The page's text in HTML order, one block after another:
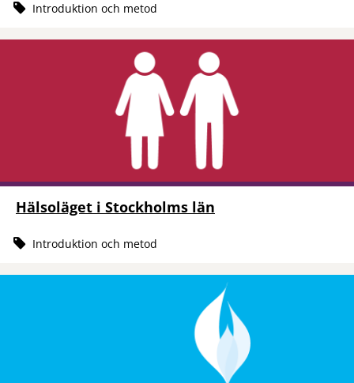
Introduktion och metod
Hälsoläget i Stockholms län
Introduktion och metod